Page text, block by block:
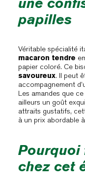
papilles
Véritable spécialité
macaron tendre
papier coloré. Ce
savoureux. Il peut
accompagnement
Les amandes que
ailleurs un goût
attraits gustatifs,
à un prix abordable
Pourquoi
chez cet